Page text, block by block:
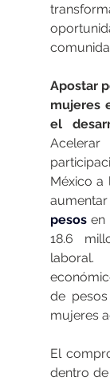
Apostar
mujeres
el
México a
pesos en
18.6
laboral.
de
mujeres
El
dentro